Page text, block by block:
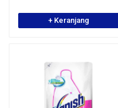
+ Keranjang